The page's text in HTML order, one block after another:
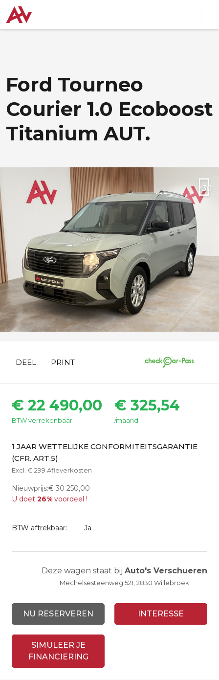
Ford Tourneo
Courier 1.0 Ecoboost
Titanium AUT.
+30
DEEL PRINT
€ 22 490,00
BTW verrekenbaar
€ 325,54
/maand
1 JAAR WETTELIJKE CONFORMITEITSGARANTIE
(CFR. ART.5)
Excl. € 299 Afleverkosten
Nieuwprijs:€ 30 250,00
U doet 26% voordeel !
BTW aftrekbaar: Ja
Deze wagen staat bij Auto's Verschueren
Mechelsesteenweg 521, 2830 Willebroek
NU RESERVEREN INTERESSE
SIMULEER JE
FINANCIERING